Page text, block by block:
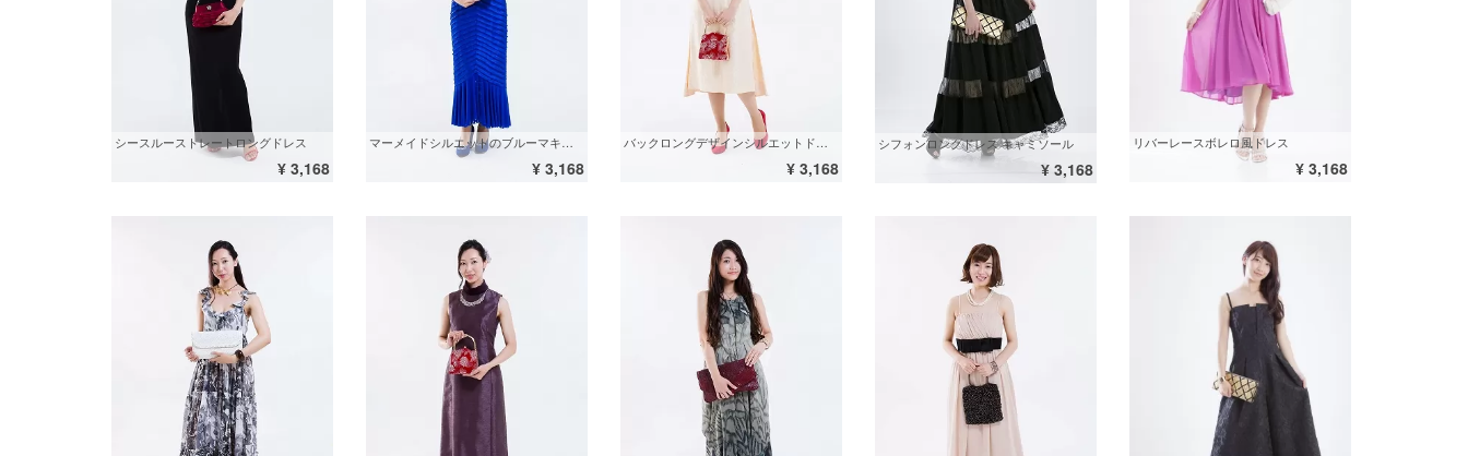
シースルーストレートロングドレス
¥ 3,168
マーメイドシルエットのブルーマキシドレス
¥ 3,168
バックロングデザインシルエットドレス
¥ 3,168
シフォンロングドレス キャミソール
¥ 3,168
リバーレースボレロ風ドレス
¥ 3,168